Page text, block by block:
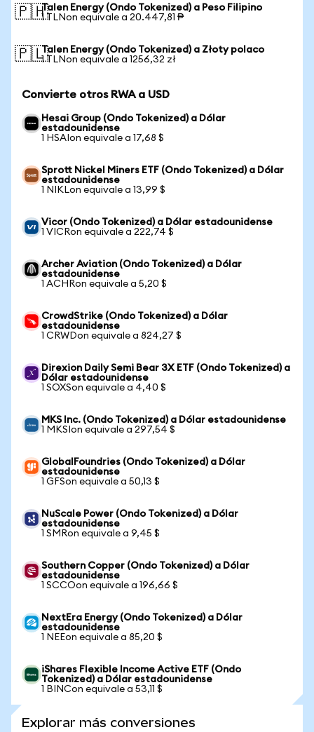
🇵🇭Talen Energy (Ondo Tokenized) a Peso Filipino
1 TLNon equivale a 20.447,81 ₱
🇵🇱Talen Energy (Ondo Tokenized) a Złoty polaco
1 TLNon equivale a 1256,32 zł
Convierte otros RWA a USD
Hesai Group (Ondo Tokenized) a Dólar
estadounidense
1 HSAIon equivale a 17,68 $
Sprott Nickel Miners ETF (Ondo Tokenized) a Dólar
estadounidense
1 NIKLon equivale a 13,99 $
Vicor (Ondo Tokenized) a Dólar estadounidense
1 VICRon equivale a 222,74 $
Archer Aviation (Ondo Tokenized) a Dólar
estadounidense
1 ACHRon equivale a 5,20 $
CrowdStrike (Ondo Tokenized) a Dólar
estadounidense
1 CRWDon equivale a 824,27 $
Direxion Daily Semi Bear 3X ETF (Ondo Tokenized) a
Dólar estadounidense
1 SOXSon equivale a 4,40 $
MKS Inc. (Ondo Tokenized) a Dólar estadounidense
1 MKSIon equivale a 297,54 $
GlobalFoundries (Ondo Tokenized) a Dólar
estadounidense
1 GFSon equivale a 50,13 $
NuScale Power (Ondo Tokenized) a Dólar
estadounidense
1 SMRon equivale a 9,45 $
Southern Copper (Ondo Tokenized) a Dólar
estadounidense
1 SCCOon equivale a 196,66 $
NextEra Energy (Ondo Tokenized) a Dólar
estadounidense
1 NEEon equivale a 85,20 $
iShares Flexible Income Active ETF (Ondo
Tokenized) a Dólar estadounidense
1 BINCon equivale a 53,11 $
Explorar más conversiones